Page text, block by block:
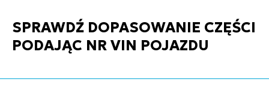
SPRAWDŹ DOPASOWANIE CZĘŚCI
PODAJĄC NR VIN POJAZDU